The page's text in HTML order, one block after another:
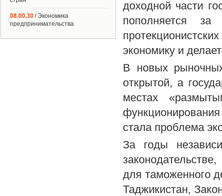
доходной части
пополняется
экономику и
В новых
открытой, а
местах
стала проблема
За годы
для таможенного
Таджикистан,
08.00.30/ Экономика
предпринимательства